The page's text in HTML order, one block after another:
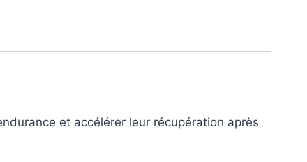
et accélérer leur récupération après